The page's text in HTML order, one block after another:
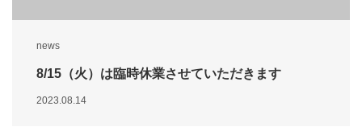
news
8/15（火）は臨時休業させていただきます
2023.08.14